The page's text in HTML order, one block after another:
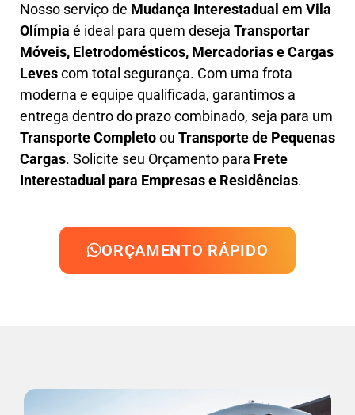
Nosso serviço de Mudança Interestadual em Vila
Olímpia é ideal para quem deseja Transportar
Móveis, Eletrodomésticos, Mercadorias e Cargas
Levescom total segurança. Com uma frota
moderna e equipe qualificada, garantimos a
entrega dentro do prazo combinado, seja para um
Transporte Completoou Transporte de Pequenas
Cargas. Solicite seu Orçamento para Frete
Interestadual para Empresas e Residências.
ORÇAMENTO RÁPIDO